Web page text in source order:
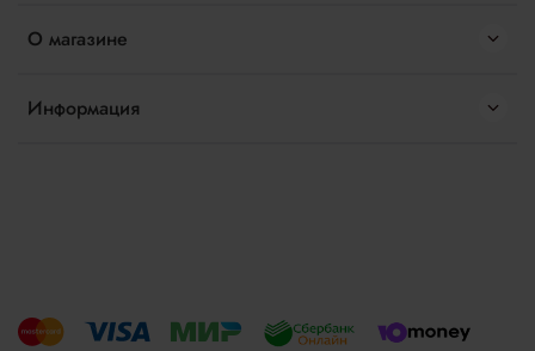
О магазине
Информация